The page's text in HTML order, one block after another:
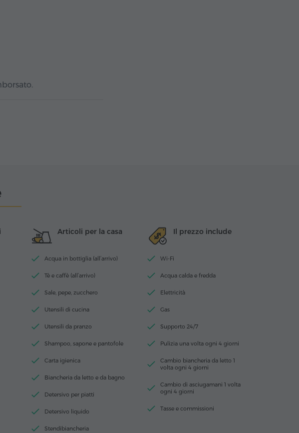
Articoli per la casa
Acqua in bottiglia (all’arrivo)
Tè e caffè (all’arrivo)
Sale, pepe, zucchero
Utensili di cucina
Utensili da pranzo
Shampoo, sapone e pantofole
Carta igienica
Biancheria da letto e da bagno
Detersivo per piatti
Detersivo liquido
Stendibiancheria
Il prezzo include
Wi-Fi
Acqua calda e fredda
Elettricità
Gas
Supporto 24/7
Pulizia una volta ogni 4 giorni
Cambio biancheria da letto 1
volta ogni 4 giorni
Cambio di asciugamani 1 volta
ogni 4 giorni
Tasse e commissioni